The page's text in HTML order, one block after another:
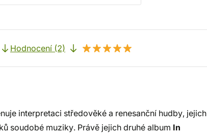
Hodnocení (2)
interpretaci středověké a renesanční hudby, jejich
soudobé muziky. Právě jejich druhé album In